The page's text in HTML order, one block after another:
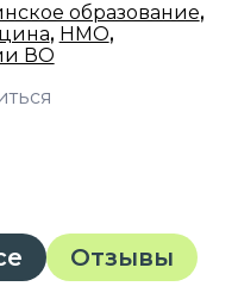
образование,
, НМО,
ВО
Отзывы